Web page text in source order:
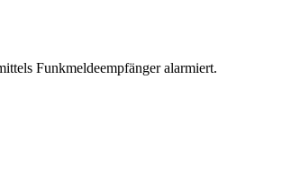
Funkmeldeempfänger alarmiert.